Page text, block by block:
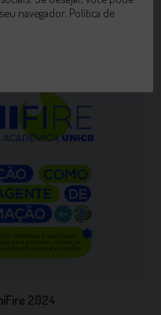
2024
navegador. Política de